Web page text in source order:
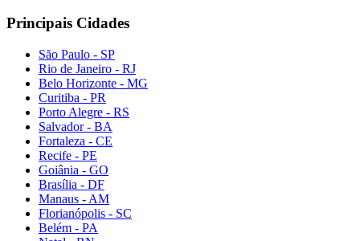
Principais Cidades
São Paulo - SP
Rio de Janeiro - RJ
Belo Horizonte - MG
Curitiba - PR
Porto Alegre - RS
Salvador - BA
Fortaleza - CE
Recife - PE
Goiânia - GO
Brasília - DF
Manaus - AM
Florianópolis - SC
Belém - PA